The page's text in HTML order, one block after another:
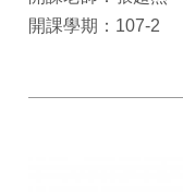
開課學期：107-2